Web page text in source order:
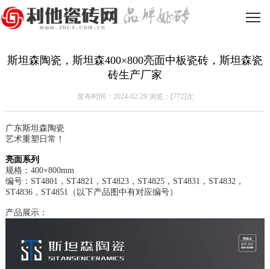
斯坦森陶瓷，斯坦森400×800亮面中板瓷砖，斯坦森瓷
砖生产厂家
发布时间：2024-02-29 浏览：[772]次
广东斯坦森陶瓷
艺术重塑日常！
亮面系列
规格：400×800mm
编号：ST4801， ST4821 ， ST4823， ST4825， ST4831 ， ST4832，
ST4836， ST4851 （以下产品图中有对应编号）
产品展示：